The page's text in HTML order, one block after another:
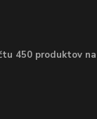
450 produktov